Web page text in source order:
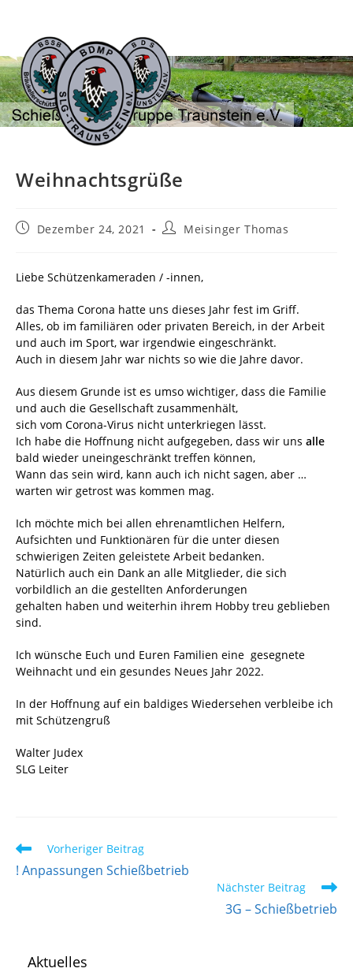
springen
Weihnachtsgrüße
BeitragDezember 24, 2021
Beitrags-
Meisinger Thomas
Liebe Schützenkameraden / -innen,
das Thema Corona hatte uns dieses Jahr fest im Griff.
Alles, ob im familiären oder privaten Bereich, in der Arbeit
und auch im Sport, war irgendwie eingeschränkt.
Auch in diesem Jahr war nichts so wie die Jahre davor.
Aus diesem Grunde ist es umso wichtiger, dass die Familie
und auch die Gesellschaft zusammenhält,
sich vom Corona-Virus nicht unterkriegen lässt.
Ich habe die Hoffnung nicht aufgegeben, dass wir uns alle
bald wieder uneingeschränkt treffen können,
Wann das sein wird, kann auch ich nicht sagen, aber …
warten wir getrost was kommen mag.
Ich möchte mich bei allen ehrenamtlichen Helfern,
Aufsichten und Funktionären für die unter diesen
schwierigen Zeiten geleistete Arbeit bedanken.
Natürlich auch ein Dank an alle Mitglieder, die sich
vorbildlich an die gestellten Anforderungen
gehalten haben und weiterhin ihrem Hobby treu geblieben
sind.
Ich wünsche Euch und Euren Familien eine gesegnete
Weihnacht und ein gesundes Neues Jahr 2022.
In der Hoffnung auf ein baldiges Wiedersehen verbleibe ich
mit Schützengruß
Walter Judex
SLG Leiter
Weitere
Artikel
ansehen
Vorheriger Beitrag
! Anpassungen Schießbetrieb
Nächster Beitrag
3G – Schießbetrieb
Aktuelles